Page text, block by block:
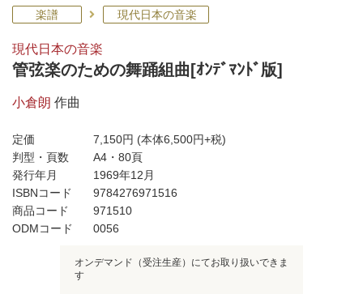
楽譜 現代日本の音楽
現代日本の音楽
管弦楽のための舞踊組曲[ｵﾝﾃﾞﾏﾝﾄﾞ版]
小倉朗 作曲
定価 7,150円 (本体6,500円+税)
判型・頁数
A4・80頁
発行年月
1969年12月
ISBNコード
9784276971516
商品コード
971510
ODMコード
0056
オンデマンド（受注生産）にてお取り扱いできま
す